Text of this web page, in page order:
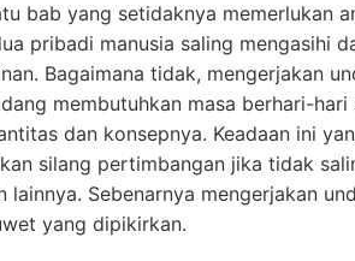
bab yang setidaknya memerlukan
pribadi manusia saling mengasihi
Bagaimana tidak, mengerjakan
membutuhkan masa berhari-
dan konsepnya. Keadaan ini
silang pertimbangan jika tidak
lainnya. Sebenarnya mengerjakan
yang dipikirkan.